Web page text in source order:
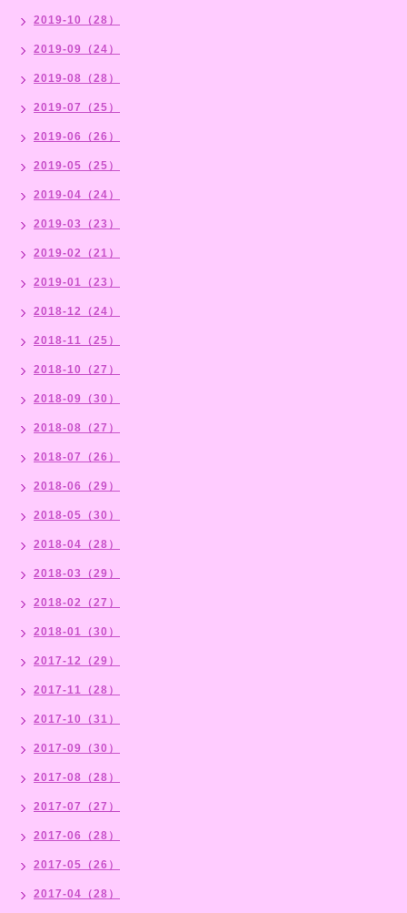
2019-10（28）
2019-09（24）
2019-08（28）
2019-07（25）
2019-06（26）
2019-05（25）
2019-04（24）
2019-03（23）
2019-02（21）
2019-01（23）
2018-12（24）
2018-11（25）
2018-10（27）
2018-09（30）
2018-08（27）
2018-07（26）
2018-06（29）
2018-05（30）
2018-04（28）
2018-03（29）
2018-02（27）
2018-01（30）
2017-12（29）
2017-11（28）
2017-10（31）
2017-09（30）
2017-08（28）
2017-07（27）
2017-06（28）
2017-05（26）
2017-04（28）